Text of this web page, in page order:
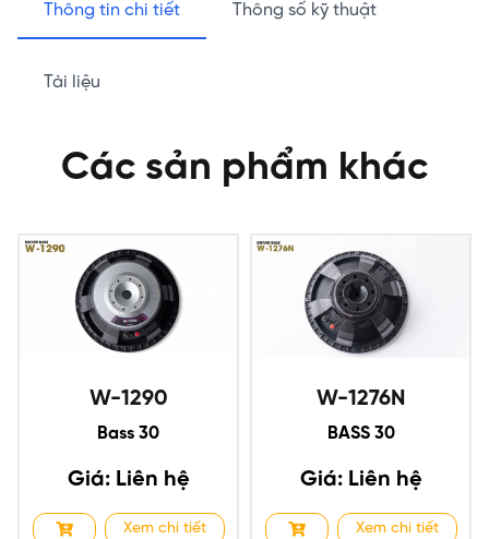
Thông tin chi tiết Thông số kỹ thuật
Tài liệu
Các sản phẩm khác
W-1290
Bass 30
Giá: Liên hệ
Xem chi tiết
W-1276N
BASS 30
Giá: Liên hệ
Xem chi tiết